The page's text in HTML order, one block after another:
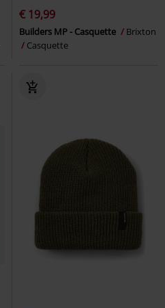
€ 19,99
Builders MP - Casquette
Brixton
Casquette